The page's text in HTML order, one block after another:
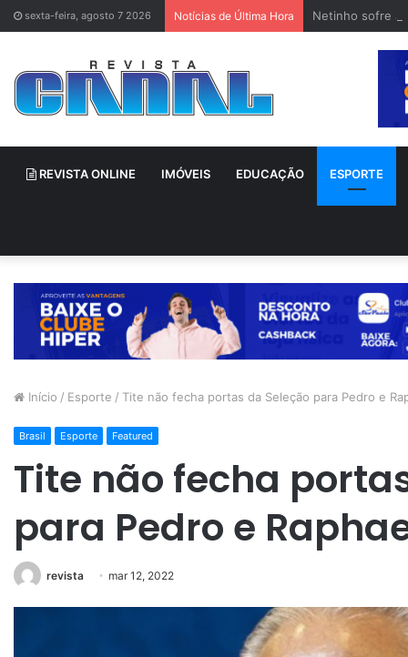
sexta-feira, agosto 7 2026 Notícias de Última Hora Netinho sofre
REVISTA ONLINE IMÓVEIS EDUCAÇÃO ESPORTE
Início / Esporte / Tite não fecha portas da Seleção para Pedro e
Brasil Esporte Featured
Tite não fecha
para Pedro e
revista mar 12, 2022